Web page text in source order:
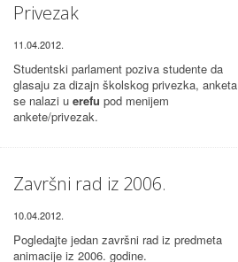
Privezak
11.04.2012.
Studentski parlament poziva studente da
glasaju za dizajn školskog privezka, anketa
se nalazi u erefu pod menijem
ankete/privezak.
Završni rad iz 2006.
10.04.2012.
Pogledajte jedan završni rad iz predmeta
animacije iz 2006. godine.